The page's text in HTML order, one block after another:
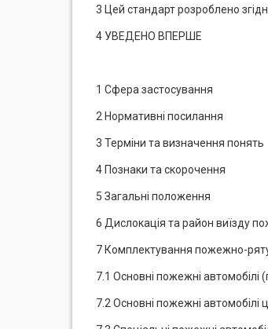
3 Цей стандарт розроблено
4 УВЕДЕНО ВПЕРШЕ
1 Сфера застосування
2 Нормативні посилання
3 Терміни та визначення понять
4 Познаки та скорочення
5 Загальні положення
6 Дислокація та район виїзду
7 Комплектування пожежно-
7.1 Основні пожежні автомобілі
7.2 Основні пожежні автомобілі